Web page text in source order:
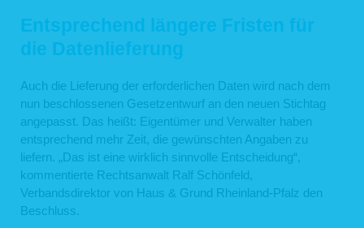
Entsprechend längere Fristen für
die Datenlieferung
Auch die Lieferung der erforderlichen Daten wird nach dem
nun beschlossenen Gesetzentwurf an den neuen Stichtag
angepasst. Das heißt: Eigentümer und Verwalter haben
entsprechend mehr Zeit, die gewünschten Angaben zu
liefern. „Das ist eine wirklich sinnvolle Entscheidung“,
kommentierte Rechtsanwalt Ralf Schönfeld,
Verbandsdirektor von Haus & Grund Rheinland-Pfalz den
Beschluss.